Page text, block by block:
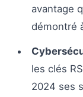
avantage
démontré
les clés
2024 ses